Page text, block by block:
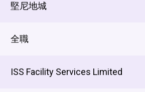
堅尼地城
全職
ISS Facility Services Limited